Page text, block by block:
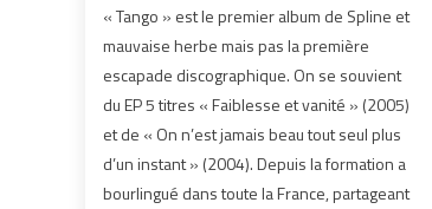
« Tango » est le premier album de Spline et
mauvaise herbe mais pas la première
escapade discographique. On se souvient
du EP 5 titres « Faiblesse et vanité » (2005)
et de « On n’est jamais beau tout seul plus
d’un instant » (2004). Depuis la formation a
bourlingué dans toute la France, partageant